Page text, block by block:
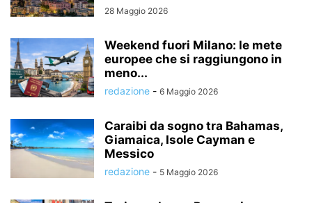
28 Maggio 2026
Weekend fuori Milano: le mete
europee che si raggiungono in
meno...
redazione - 6 Maggio 2026
Caraibi da sogno tra Bahamas,
Giamaica, Isole Cayman e
Messico
redazione - 5 Maggio 2026